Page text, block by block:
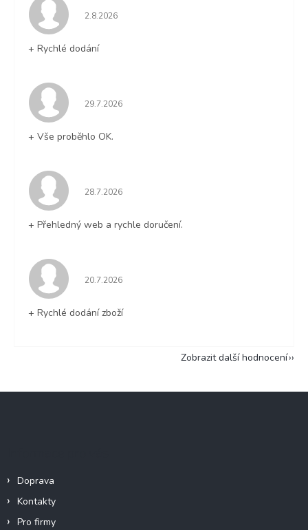
Hodnocení obchodu je 5 z 5 hvězdiček.
2.8.2026
+ Rychlé dodání
Hodnocení obchodu je 5 z 5 hvězdiček.
29.7.2026
+ Vše proběhlo OK.
Hodnocení obchodu je 5 z 5 hvězdiček.
28.7.2026
+ Přehledný web a rychle doručení.
Hodnocení obchodu je 5 z 5 hvězdiček.
20.7.2026
+ Rychlé dodání zboží
Zobrazit další hodnocení
Doprava
Kontakty
Pro firmy